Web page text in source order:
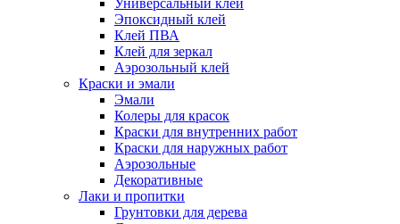
Универсальный клей
Эпоксидный клей
Клей ПВА
Клей для зеркал
Аэрозольный клей
Краски и эмали
Эмали
Колеры для красок
Краски для внутренних работ
Краски для наружных работ
Аэрозольные
Декоративные
Лаки и пропитки
Грунтовки для дерева